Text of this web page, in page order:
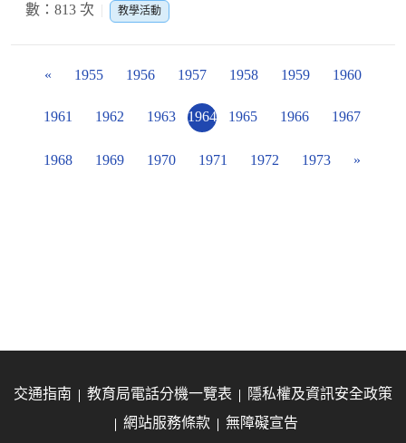
數：813 次
教學活動
« 1955 1956 1957 1958 1959 1960
1961 1962 1963 1964 1965 1966 1967
1968 1969 1970 1971 1972 1973 »
交通指南 教育局電話分機一覽表
隱私權及資訊安全政策
網站服務條款
無障礙宣告